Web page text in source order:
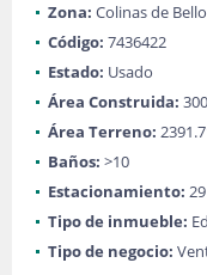
Zona: Colinas de
Código: 7436422
Estado: Usado
Área Construida:
Área Terreno:
Baños: >10
Estacionamiento: 29
Tipo de inmueble:
Tipo de negocio: